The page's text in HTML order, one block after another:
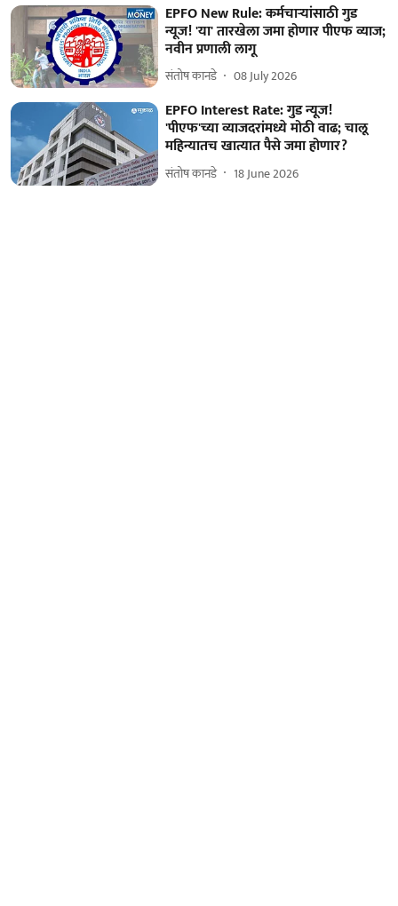
EPFO New Rule: कर्मचाऱ्यांसाठी गुड
न्यूज! 'या' तारखेला जमा होणार पीएफ व्याज;
नवीन प्रणाली लागू
संतोष कानडे 08 July 2026
EPFO Interest Rate: गुड न्यूज!
'पीएफ'च्या व्याजदरांमध्ये मोठी वाढ; चालू
महिन्यातच खात्यात पैसे जमा होणार?
संतोष कानडे 18 June 2026